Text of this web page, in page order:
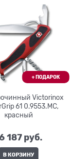
Victorinox
61 0.9553.MC,
красный
187 руб.
В КОРЗИНУ